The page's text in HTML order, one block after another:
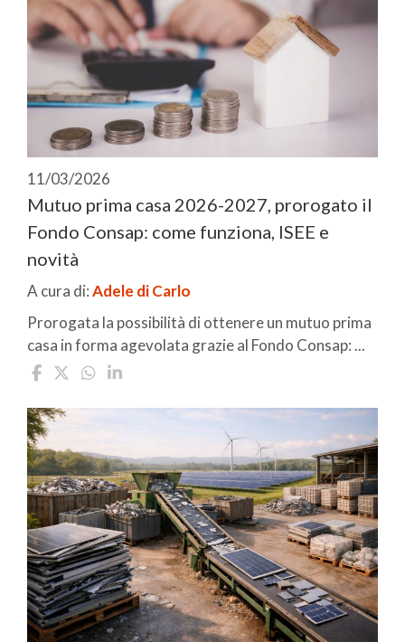
11/03/2026
Mutuo prima casa 2026-2027, prorogato il
Fondo Consap: come funziona, ISEE e
novità
A cura di:Adele di Carlo
Prorogata la possibilità di ottenere un mutuo prima
casa in forma agevolata grazie al Fondo Consap: ...